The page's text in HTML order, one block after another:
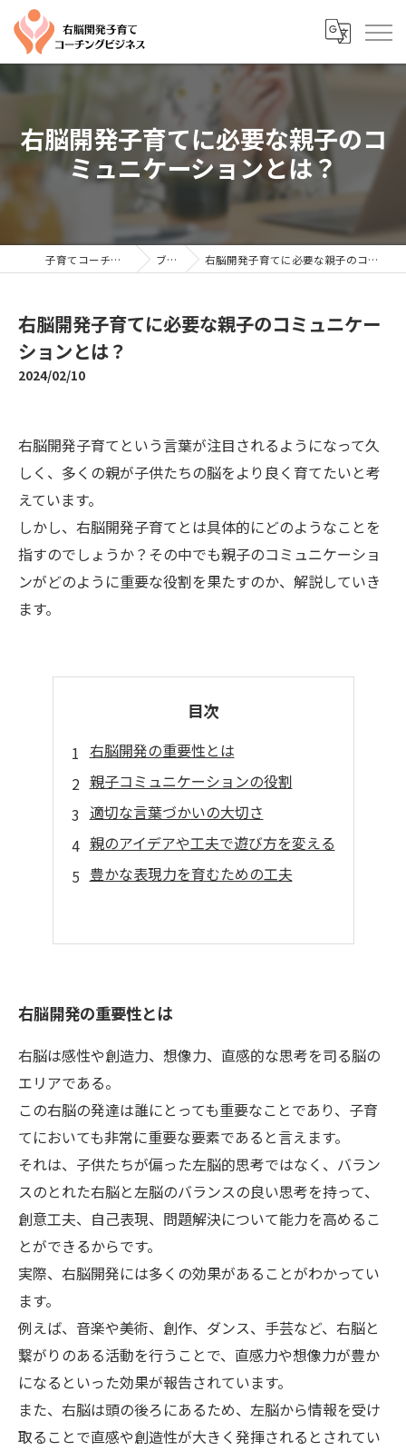
右脳開発子育てに必要な親子のコ
ミュニケーションとは？
子育てコーチングならYTC ブログ 右脳開発子育てに必要な親子のコミュニケーションとは？
右脳開発子育てに必要な親子のコミュニケー
ションとは？
2024/02/10
右脳開発子育てという言葉が注目されるようになって久
しく、多くの親が子供たちの脳をより良く育てたいと考
えています。
しかし、右脳開発子育てとは具体的にどのようなことを
指すのでしょうか？その中でも親子のコミュニケーショ
ンがどのように重要な役割を果たすのか、解説していき
ます。
目次
右脳開発の重要性とは
親子コミュニケーションの役割
適切な言葉づかいの大切さ
親のアイデアや工夫で遊び方を変える
豊かな表現力を育むための工夫
右脳開発の重要性とは
右脳は感性や創造力、想像力、直感的な思考を司る脳の
エリアである。
この右脳の発達は誰にとっても重要なことであり、子育
てにおいても非常に重要な要素であると言えます。
それは、子供たちが偏った左脳的思考ではなく、バラン
スのとれた右脳と左脳のバランスの良い思考を持って、
創意工夫、自己表現、問題解決について能力を高めるこ
とができるからです。
実際、右脳開発には多くの効果があることがわかってい
ます。
例えば、音楽や美術、創作、ダンス、手芸など、右脳と
繋がりのある活動を行うことで、直感力や想像力が豊か
になるといった効果が報告されています。
また、右脳は頭の後ろにあるため、左脳から情報を受け
取ることで直感や創造性が大きく発揮されるとされてい